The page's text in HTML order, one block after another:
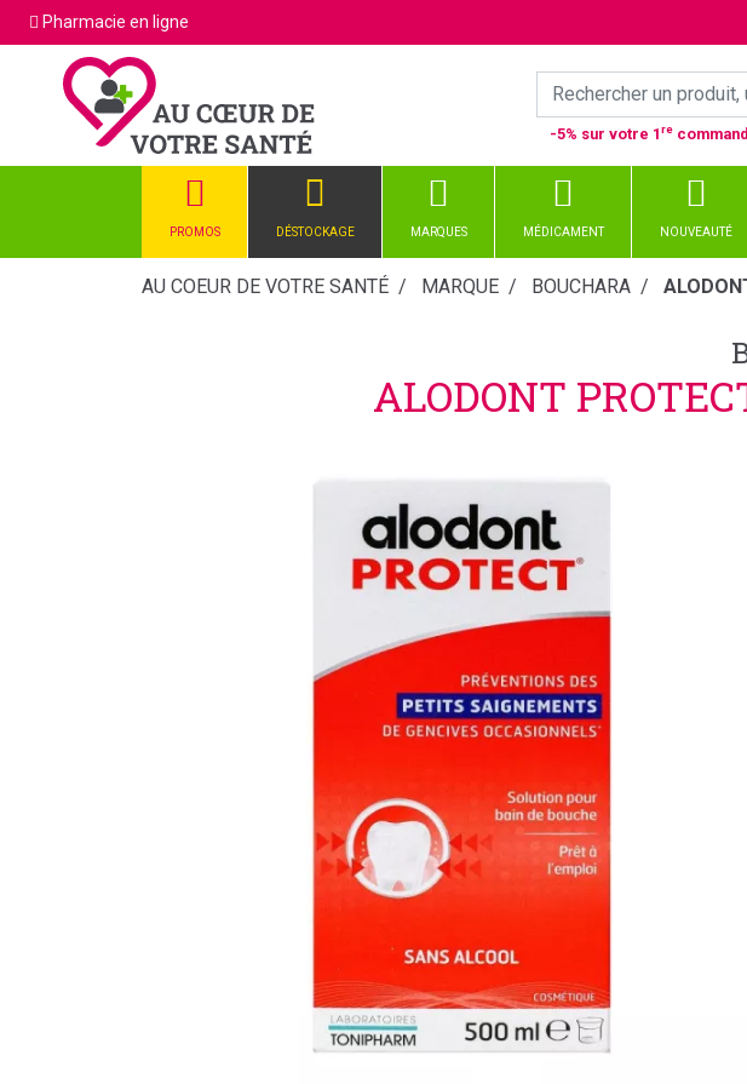
Pharmacie en ligne
-5% sur votre 1re
PROMOS DÉSTOCKAGE MARQUES MÉDICAMENT NOUVEAUTÉ
AU COEUR DE VOTRE SANTÉ MARQUE BOUCHARA
ALODONT